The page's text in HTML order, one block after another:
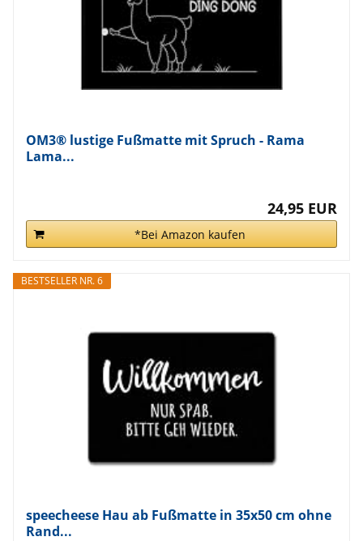
OM3® lustige Fußmatte mit Spruch - Rama
Lama...
24,95 EUR
*Bei Amazon kaufen
BESTSELLER NR. 6
speecheese Hau ab Fußmatte in 35x50 cm ohne
Rand...